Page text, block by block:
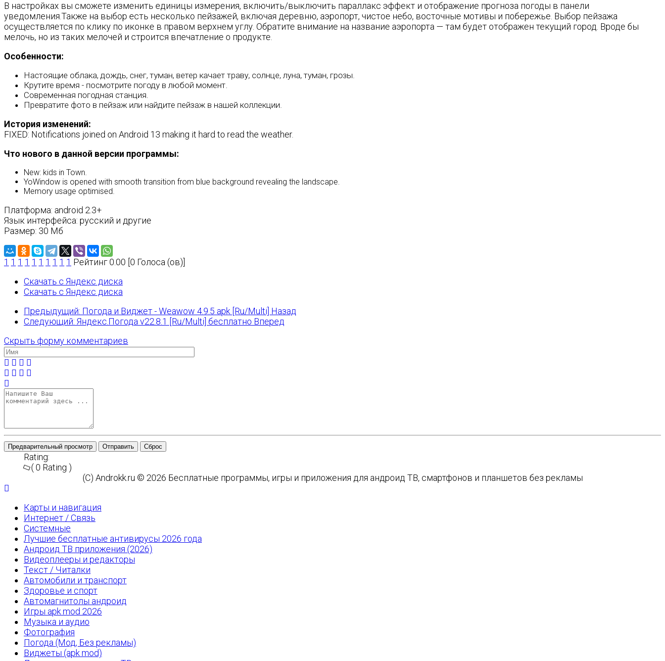
В настройках вы сможете изменить единицы измерения, включить/выключить параллакс эффект и отображение прогноза погоды в панели
уведомления.Также на выбор есть несколько пейзажей, включая деревню, аэропорт, чистое небо, восточные мотивы и побережье. Выбор пейзажа
осуществляется по клику по иконке в правом верхнем углу. Обратите внимание на название аэропорта — там будет отображен текущий город. Вроде бы
мелочь, но из таких мелочей и строится впечатление о продукте.
Особенности:
Настоящие облака, дождь, снег, туман, ветер качает траву, солнце, луна, туман, грозы.
Крутите время - посмотрите погоду в любой момент.
Современная погодная станция.
Превратите фото в пейзаж или найдите пейзаж в нашей коллекции.
История изменений:
FIXED: Notifications joined on Android 13 making it hard to read the weather.
Что нового в данной версии программы:
New: kids in Town.
YoWindow is opened with smooth transition from blue background revealing the landscape.
Memory usage optimised.
Платформа: android 2.3+
Язык интерфейса: русский и другие
Размер: 30 Мб
1 1 1 1 1 1 1 1 1 1 Рейтинг 0.00 [0 Голоса (ов)]
Скачать с Яндекс диска
Скачать с Яндекс диска
Предыдущий: Погода и Виджет - Weawow 4.9.5 apk [Ru/Multi] Назад
Следующий: Яндекс.Погода v22.8.1 [Ru/Multi] бесплатно Вперед
Скрыть форму комментариев
Предварительный просмотр Отправить Сброс
Rating:
( 0 Rating )
(C) Androkk.ru © 2026 Бесплатные программы, игры и приложения для андроид ТВ, смартфонов и планшетов без рекламы
Карты и навигация
Интернет / Связь
Системные
Лучшие бесплатные антивирусы 2026 года
Андроид ТВ приложения (2026)
Видеоплееры и редакторы
Текст / Читалки
Автомобили и транспорт
Здоровье и спорт
Автомагнитолы андроид
Игры apk mod 2026
Музыка и аудио
Фотография
Погода (Мод, Без рекламы)
Виджеты (apk mod)